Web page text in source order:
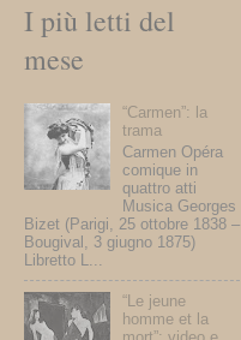
I più letti del
mese
“Carmen”: la
trama
Carmen Opéra
comique in
quattro atti
Musica Georges
Bizet (Parigi, 25 ottobre 1838 –
Bougival, 3 giugno 1875)
Libretto L...
“Le jeune
homme et la